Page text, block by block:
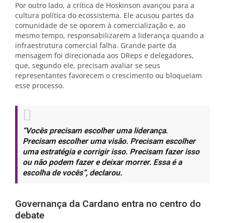
Por outro lado, a crítica de Hoskinson avançou para a
cultura política do ecossistema. Ele acusou partes da
comunidade de se oporem à comercialização e, ao
mesmo tempo, responsabilizarem a liderança quando a
infraestrutura comercial falha. Grande parte da
mensagem foi direcionada aos DReps e delegadores,
que, segundo ele, precisam avaliar se seus
representantes favorecem o crescimento ou bloqueiam
esse processo.
“Vocês precisam escolher uma liderança.
Precisam escolher uma visão. Precisam escolher
uma estratégia e corrigir isso. Precisam fazer isso
ou não podem fazer e deixar morrer. Essa é a
escolha de vocês”, declarou.
Governança da Cardano entra no centro do
debate